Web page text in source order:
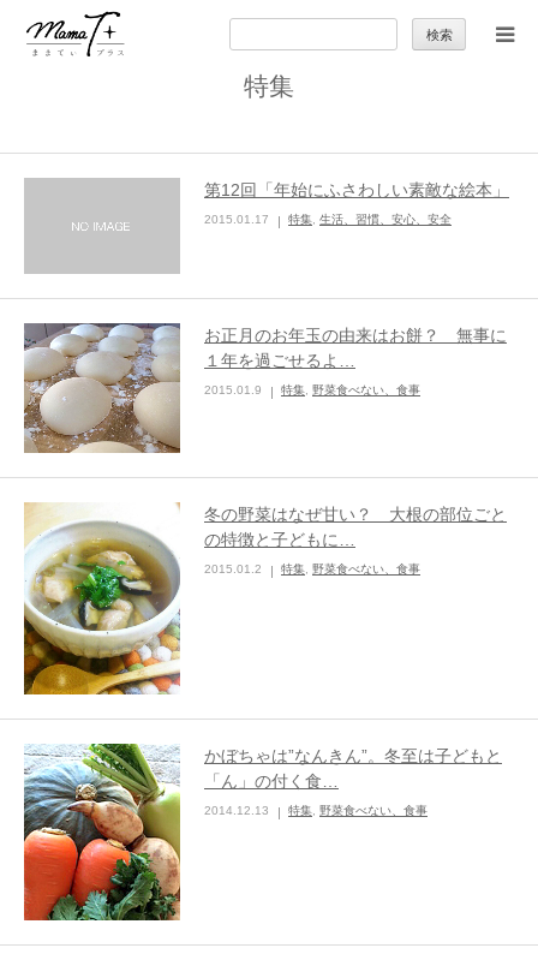
索:
特集
第12回「年始にふさわしい素敵な絵本」
2015.01.17 特集 生活、習慣、安心、安全
お正月のお年玉の由来はお餅？ 無事に
１年を過ごせるよ…
2015.01.9 特集, 野菜食べない、食事
冬の野菜はなぜ甘い？ 大根の部位ごと
の特徴と子どもに…
2015.01.2 特集 野菜食べない、食事
かぼちゃは”なんきん”。冬至は子どもと
「ん」の付く食…
2014.12.13 特集 野菜食べない、食事
子育て
季節の行事やお出かけ
ままてぃ編集部